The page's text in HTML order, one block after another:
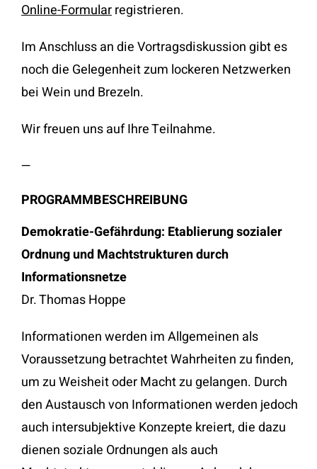
Online-Formularregistrieren.
Im Anschluss an die Vortragsdiskussion gibt es
noch die Gelegenheit zum lockeren Netzwerken
bei Wein und Brezeln.
Wir freuen uns auf Ihre Teilnahme.
—
PROGRAMMBESCHREIBUNG
Demokratie-Gefährdung: Etablierung sozialer
Ordnung und Machtstrukturen durch
Informationsnetze
Dr. Thomas Hoppe
Informationen werden im Allgemeinen als
Voraussetzung betrachtet Wahrheiten zu finden,
um zu Weisheit oder Macht zu gelangen. Durch
den Austausch von Informationen werden jedoch
auch intersubjektive Konzepte kreiert, die dazu
dienen soziale Ordnungen als auch